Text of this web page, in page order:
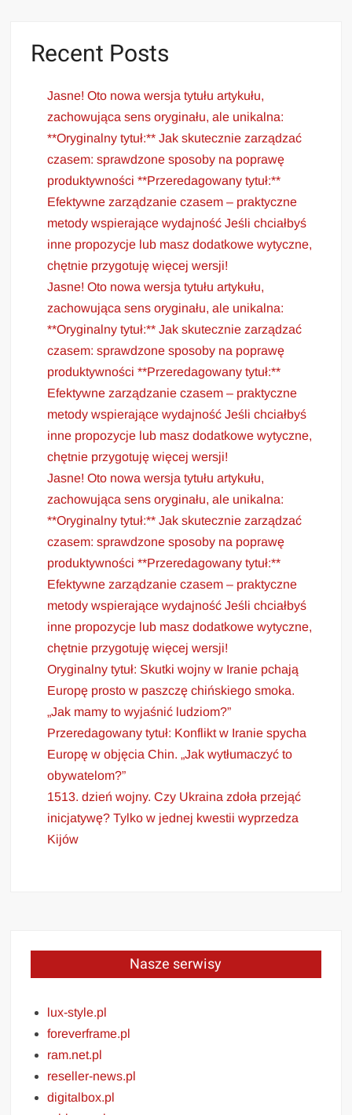
Recent Posts
Jasne! Oto nowa wersja tytułu artykułu,
zachowująca sens oryginału, ale unikalna:
**Oryginalny tytuł:** Jak skutecznie zarządzać
czasem: sprawdzone sposoby na poprawę
produktywności **Przeredagowany tytuł:**
Efektywne zarządzanie czasem – praktyczne
metody wspierające wydajność Jeśli chciałbyś
inne propozycje lub masz dodatkowe wytyczne,
chętnie przygotuję więcej wersji!
Jasne! Oto nowa wersja tytułu artykułu,
zachowująca sens oryginału, ale unikalna:
**Oryginalny tytuł:** Jak skutecznie zarządzać
czasem: sprawdzone sposoby na poprawę
produktywności **Przeredagowany tytuł:**
Efektywne zarządzanie czasem – praktyczne
metody wspierające wydajność Jeśli chciałbyś
inne propozycje lub masz dodatkowe wytyczne,
chętnie przygotuję więcej wersji!
Jasne! Oto nowa wersja tytułu artykułu,
zachowująca sens oryginału, ale unikalna:
**Oryginalny tytuł:** Jak skutecznie zarządzać
czasem: sprawdzone sposoby na poprawę
produktywności **Przeredagowany tytuł:**
Efektywne zarządzanie czasem – praktyczne
metody wspierające wydajność Jeśli chciałbyś
inne propozycje lub masz dodatkowe wytyczne,
chętnie przygotuję więcej wersji!
Oryginalny tytuł: Skutki wojny w Iranie pchają
Europę prosto w paszczę chińskiego smoka.
„Jak mamy to wyjaśnić ludziom?”
Przeredagowany tytuł: Konflikt w Iranie spycha
Europę w objęcia Chin. „Jak wytłumaczyć to
obywatelom?”
1513. dzień wojny. Czy Ukraina zdoła przejąć
inicjatywę? Tylko w jednej kwestii wyprzedza
Kijów
Nasze serwisy
lux-style.pl
foreverframe.pl
ram.net.pl
reseller-news.pl
digitalbox.pl